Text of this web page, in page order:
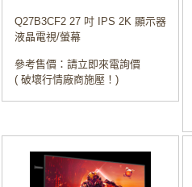
Q27B3CF2 27 吋 IPS 2K 顯示器
液晶電視/螢幕
參考售價：請立即來電詢價
( 破壞行情廠商施壓！)